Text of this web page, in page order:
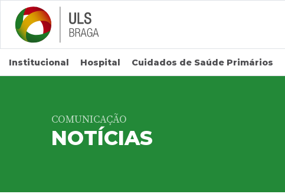
Saltar para conteúdo principal
Institucional Hospital Cuidados de Saúde Primários
COMUNICAÇÃO
NOTÍCIAS